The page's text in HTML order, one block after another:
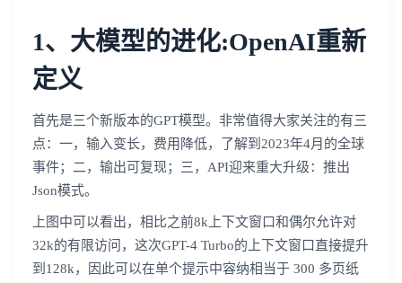
1、大模型的进化:OpenAI重新
定义
首先是三个新版本的GPT模型。非常值得大家关注的有三
点：一，输入变长，费用降低，了解到2023年4月的全球
事件；二，输出可复现；三，API迎来重大升级：推出
Json模式。
上图中可以看出，相比之前8k上下文窗口和偶尔允许对
32k的有限访问，这次GPT-4 Turbo的上下文窗口直接提升
到128k，因此可以在单个提示中容纳相当于 300 多页纸